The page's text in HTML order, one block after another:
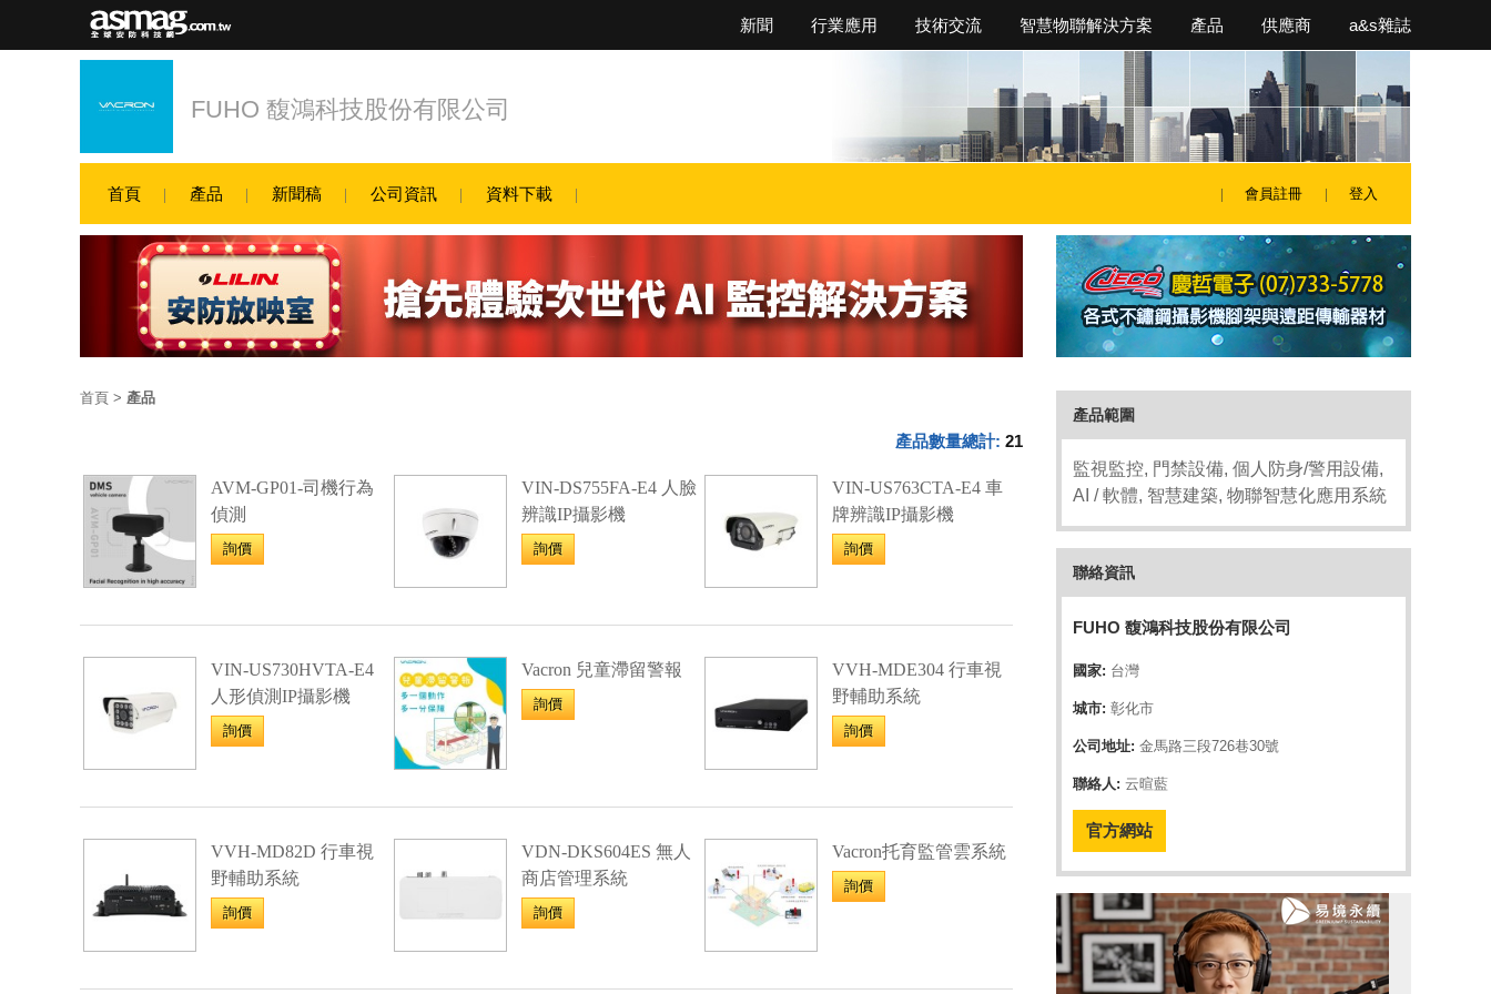
新聞 行業應用 技術交流 智慧物聯解決方案 產品 供應商 a&s雜誌
FUHO 馥鴻科技股份有限公司
首頁 產品 新聞稿 公司資訊 資料下載 會員註冊 登入
產品範圍
監視監控, 門禁設備, 個人防身/警用設備,
AI / 軟體, 智慧建築, 物聯智慧化應用系統
聯絡資訊
FUHO 馥鴻科技股份有限公司
國家: 台灣
城市: 彰化市
公司地址: 金馬路三段726巷30號
聯絡人: 云暄藍
官方網站
首頁 > 產品
產品數量總計: 21
AVM-GP01-司機行為
偵測
詢價
VIN-DS755FA-E4 人臉
辨識IP攝影機
詢價
VIN-US763CTA-E4 車
牌辨識IP攝影機
詢價
VIN-US730HVTA-E4
人形偵測IP攝影機
詢價
Vacron 兒童滯留警報
詢價
VVH-MDE304 行車視
野輔助系統
詢價
VVH-MD82D 行車視
野輔助系統
詢價
VDN-DKS604ES 無人
商店管理系統
詢價
Vacron托育監管雲系統
詢價